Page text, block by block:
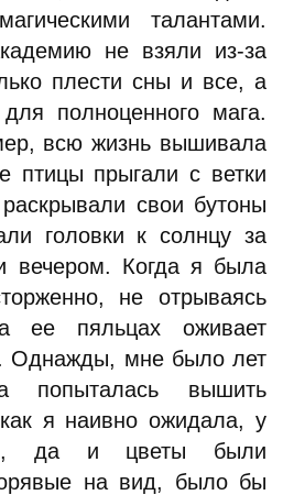
талантами.
не взяли из-за
плести сны и все, а
полноценного мага.
всю жизнь вышивала
птицы прыгали с ветки
свои бутоны
головки к солнцу за
вечером. Когда я была
не отрываясь
ее пяльцах оживает
Однажды, мне было лет
попыталась вышить
я наивно ожидала, у
да и цветы были
на вид, было бы